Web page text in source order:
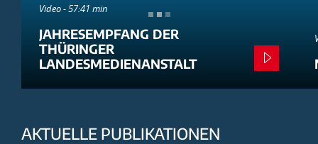
Video - 57:41 min
JAHRESEMPFANG DER
THÜRINGER
LANDESMEDIENANSTALT
AKTUELLE PUBLIKATIONEN